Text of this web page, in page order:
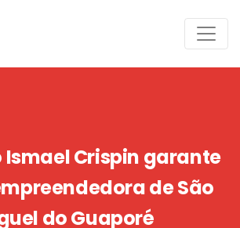
Ismael Crispin garante
de São
do Guaporé